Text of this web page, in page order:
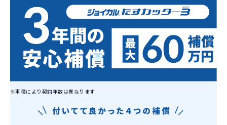
必要があるため
ライフスタイルに合わせたお車の選択が
できます。急な引っ越し、転勤、家族が増
えるなど。その時その時の状況に合わせ
た車を選べるっていいとおもいません
継続的にかかる費用が
コミ。3年契約なので通常車検時にかかる
※車種により契約年数は異なります